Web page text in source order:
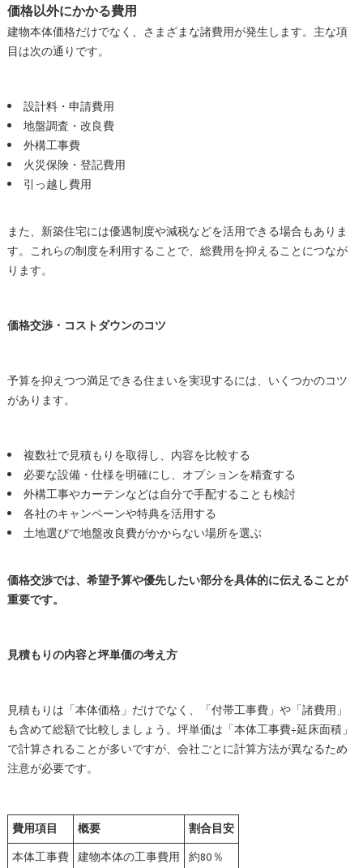
価格以外にかかる費用
建物本体価格だけでなく、さまざまな諸費用が発生します。主な項
目は次の通りです。
設計料・申請費用
地盤調査・改良費
外構工事費
火災保険・登記費用
引っ越し費用
また、新築住宅には優遇制度や減税などを活用できる場合もありま
す。これらの制度を利用することで、総費用を抑えることにつなが
ります。
価格交渉・コストダウンのコツ
予算を抑えつつ満足できる住まいを実現するには、いくつかのコツ
があります。
複数社で見積もりを取得し、内容を比較する
必要な設備・仕様を明確にし、オプションを精査する
外構工事やカーテンなどは自分で手配することも検討
各社のキャンペーンや特典を活用する
土地選びで地盤改良費がかからない場所を選ぶ
価格交渉では、希望予算や優先したい部分を具体的に伝えることが
重要です。
見積もりの内容と坪単価の考え方
見積もりは「本体価格」だけでなく、「付帯工事費」や「諸費用」
も含めて総額で比較しましょう。坪単価は「本体工事費÷延床面積」
で計算されることが多いですが、会社ごとに計算方法が異なるため
注意が必要です。
費用項目 概要
割合目安
本体工事費 建物本体の工事費用 約80％